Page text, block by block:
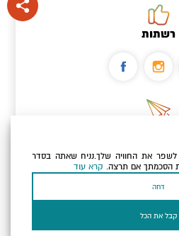
רשתות
הלמדיניות הפרטיות ולמדיניות
את החוויה שלך.נניח שאתה בסדר
הסכמתך אם תרצה. קרא עוד
דחה
קבל את הכל